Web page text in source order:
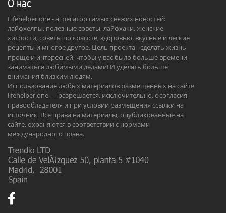
Lifehelper.one - агрегатор самых свежих новостей:
лайфхелпы, полезные советы, лайфхаки, женские
хитрости, советы по красоте, здоровью. вкусные и легкие
рецепты и многое другое. Цель проекта - сделать жизнь
проще и интересней, чтобы у вас было больше времени
заниматься любимыми делами! И уделять больше
внимания близким людям.
Использование любых материалов размещенных на сайте
lifehelper.one — разрешается, исключительно, с согласия
правообладателя и при условии размещения ссылки на
источник. Все права на материалы, опубликованные на
сайте, охраняются в соответствии с нормами
международного права.